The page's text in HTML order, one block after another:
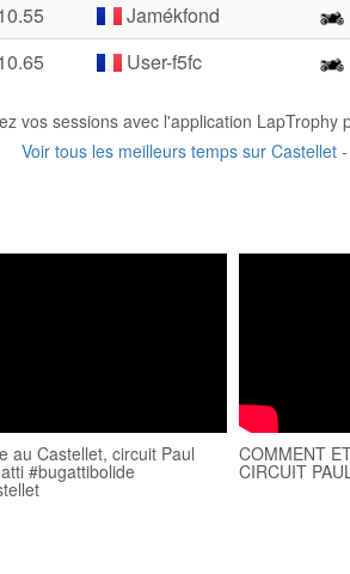
Jamékfond
User-f5fc
vos sessions avec l'application LapTrophy
Voir tous les meilleurs temps sur Castellet
au Castellet, circuit Paul
#bugattibolide
COMMENT
CIRCUIT